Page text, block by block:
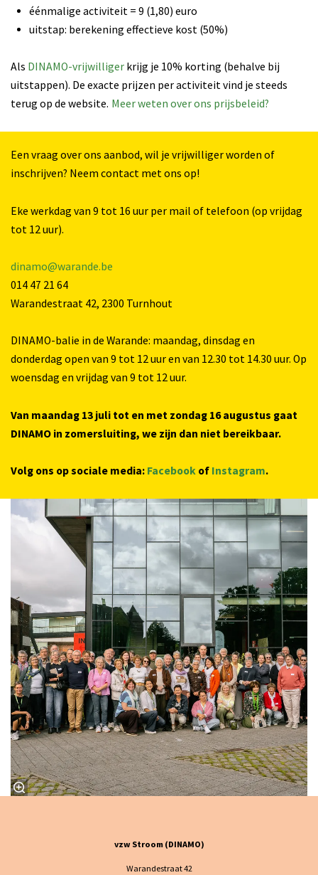
éénmalige activiteit = 9 (1,80) euro
uitstap: berekening effectieve kost (50%)
Als DINAMO-vrijwilliger krijg je 10% korting (behalve bij
uitstappen). De exacte prijzen per activiteit vind je steeds
terug op de website. Meer weten over ons prijsbeleid?
Een vraag over ons aanbod, wil je vrijwilliger worden of
inschrijven? Neem contact met ons op!
Eke werkdag van 9 tot 16 uur per mail of telefoon (op vrijdag
tot 12 uur).
dinamo@warande.be
014 47 21 64
Warandestraat 42, 2300 Turnhout
DINAMO-balie in de Warande: maandag, dinsdag en
donderdag open van 9 tot 12 uur en van 12.30 tot 14.30 uur. Op
woensdag en vrijdag van 9 tot 12 uur.
Van maandag 13 juli tot en met zondag 16 augustus gaat
DINAMO in zomersluiting, we zijn dan niet bereikbaar.
Volg ons op sociale media: Facebook of Instagram.
vzw Stroom (DINAMO)
Warandestraat 42